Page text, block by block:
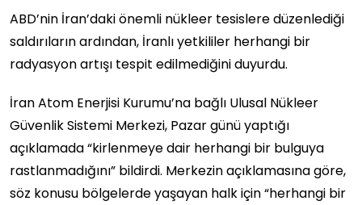
ABD’nin İran’daki önemli nükleer tesislere düzenlediği
saldırıların ardından, İranlı yetkililer herhangi bir
radyasyon artışı tespit edilmediğini duyurdu.
İran Atom Enerjisi Kurumu’na bağlı Ulusal Nükleer
Güvenlik Sistemi Merkezi, Pazar günü yaptığı
açıklamada “kirlenmeye dair herhangi bir bulguya
rastlanmadığını” bildirdi. Merkezin açıklamasına göre,
söz konusu bölgelerde yaşayan halk için “herhangi bir